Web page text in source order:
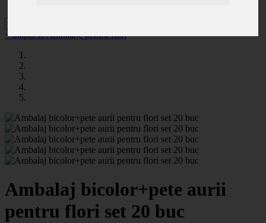
< înapoi la Ambalaje pentru flori
Ambalaj bicolor+pete aurii
pentru flori set 20 buc